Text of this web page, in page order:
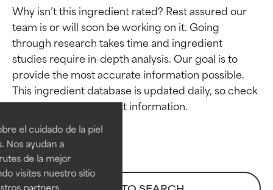
el cuidado de la piel
Nos ayudan a
de la mejor
visites nuestro sitio
partners,
Why isn’t this ingredient rated? Rest assured our
team is or will soon be working on it. Going
through research takes time and ingredient
studies require in-depth analysis. Our goal is to
provide the most accurate information possible.
This ingredient database is updated daily, so check
Calificaciones de
ingredientes
EXCELENTE
Ingrediente sobresaliente con
beneficios reales para la piel. Su
eficacia está demostrada y
Calificaciones de
ingredientes
EXCELENTE
Ingrediente sobresaliente con
beneficios reales para la piel. Su
eficacia está demostrada y